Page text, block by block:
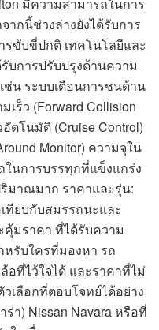
ากนี้ช่วงล่างยังได้รับการ
ขับขี่ปกติ เทคโนโลยีและ
บการปรับปรุงด้านความ
ช่น ระบบเตือนการชนด้าน
ร็ว (Forward Collision
ตโนมัติ (Cruise Control)
Monitor) ความจุใน
ในการบรรทุกที่แข็งแกร่ง
มาณมาก ราคาและรุ่น:
ทียบกับสมรรถนะและ
คุ้มราคา ที่ได้รับความ
รับใครที่มองหา รถ
อที่ไว้ใจได้ และราคาที่ไม่
วเลือกที่ตอบโจทย์ได้อย่าง
า) Nissan Navara หรือที่